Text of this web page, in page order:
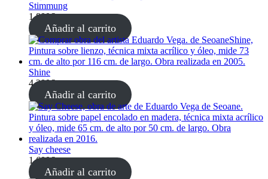
Stimmung
1.800€
Añadir al carrito
Shine
4.200€
Añadir al carrito
Say cheese
1.600€
Añadir al carrito